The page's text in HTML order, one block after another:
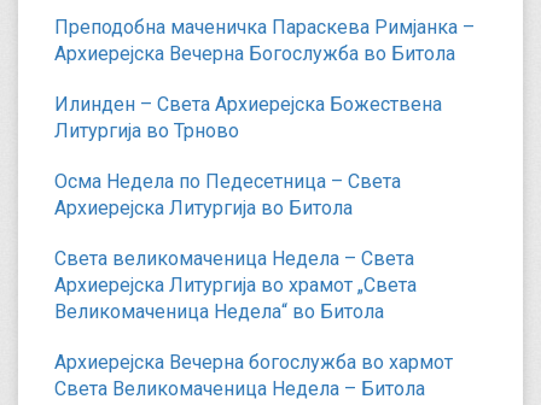
Преподобна маченичка Параскева Римјанка –
Архиерејска Вечерна Богослужба во Битола
Илинден – Света Архиерејска Божествена
Литургија во Трново
Осма Недела по Педесетница – Света
Архиерејска Литургија во Битола
Света великомаченица Недела – Света
Архиерејска Литургија во храмот „Света
Великомаченица Недела“ во Битола
Архиерејска Вечерна богослужба во хармот
Света Великомаченица Недела – Битола